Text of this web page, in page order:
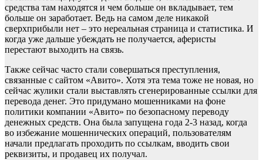
средства там находятся и чем больше он вкладывает, тем
больше он заработает. Ведь на самом деле никакой
сверхприбыли нет – это нереальная страница и статистика. И
когда уже дальше убеждать не получается, аферисты
перестают выходить на связь.
Также сейчас часто стали совершаться преступления,
связанные с сайтом «Авито». Хотя эта тема тоже не новая, но
сейчас жулики стали выставлять сгенерированные ссылки для
перевода денег. Это придумано мошенниками на фоне
политики компании «Авито» по безопасному переводу
денежных средств. Она была запущена года 2-3 назад, когда
во избежание мошеннических операций, пользователям
начали предлагать проходить по ссылкам, вводить свои
реквизиты, и продавец их получал.